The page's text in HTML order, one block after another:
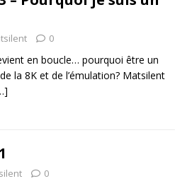
0
en boucle… pourquoi être un
la 8K et de l’émulation? Matsilent
0